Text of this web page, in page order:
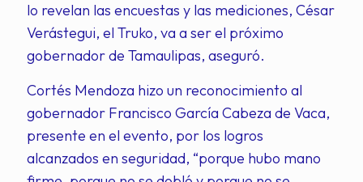
lo revelan las encuestas y las mediciones, César
Verástegui, el Truko, va a ser el próximo
gobernador de Tamaulipas, aseguró.
Cortés Mendoza hizo un reconocimiento al
gobernador Francisco García Cabeza de Vaca,
presente en el evento, por los logros
alcanzados en seguridad, “porque hubo mano